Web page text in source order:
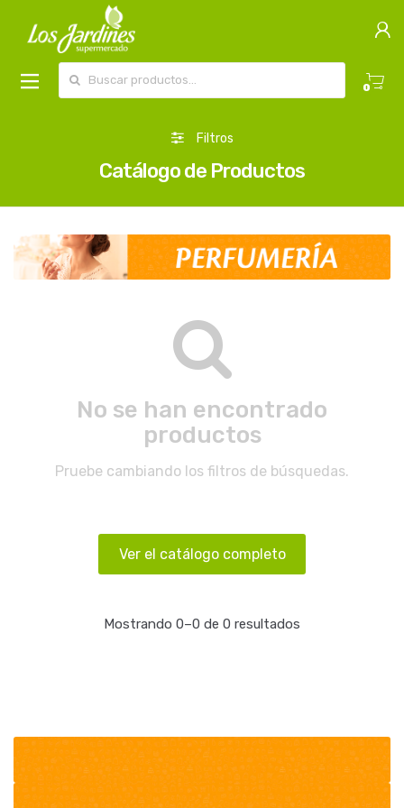
0
Filtros
Catálogo de Productos
No se han encontrado
productos
Pruebe cambiando los filtros de búsquedas.
Ver el catálogo completo
Mostrando 0–0 de 0 resultados